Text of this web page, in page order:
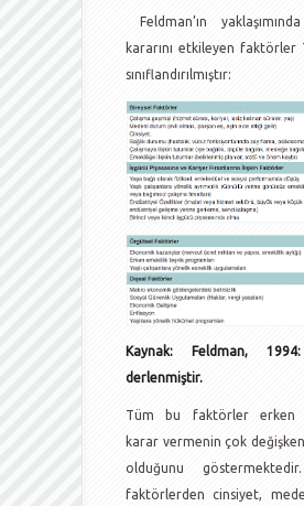
Feldman’ın
kararını etkileyen faktörler
sınıflandırılmıştır:
Kaynak: Feldman,
derlenmiştir.
Tüm bu faktörler erken
karar vermenin çok
olduğunu
faktörlerden cinsiyet,